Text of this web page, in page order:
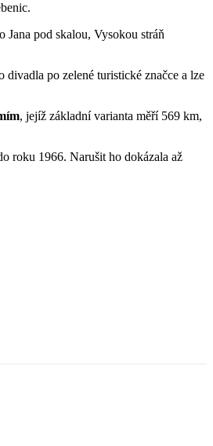
Jana pod skalou, Vysokou stráň
divadla po zelené turistické značce a lze
, jejíž základní varianta měří 569 km,
roku 1966. Narušit ho dokázala až